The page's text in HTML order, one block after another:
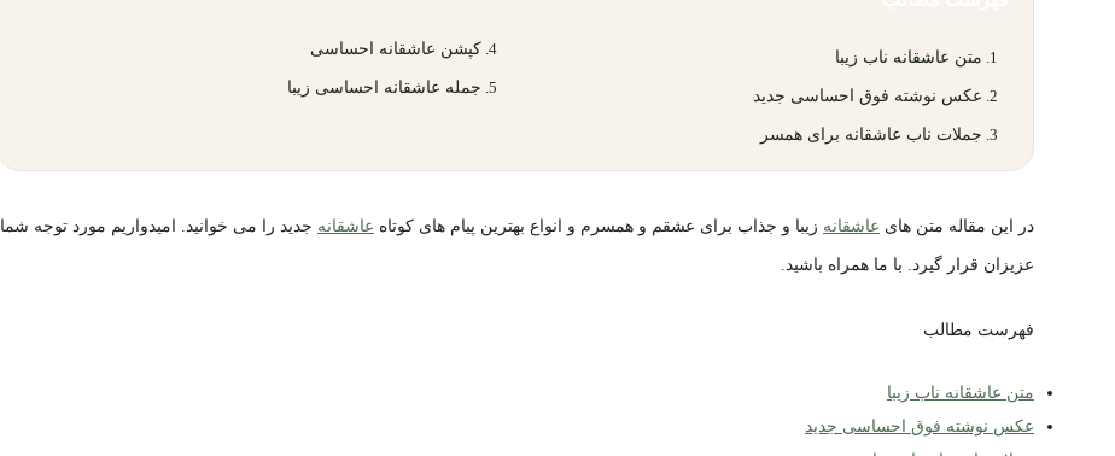
متن عاشقانه ناب زیبا
عکس نوشته فوق احساسی جدید
جملات ناب عاشقانه برای همسر
کپشن عاشقانه احساسی
جمله عاشقانه احساسی زیبا
در این مقاله متن های عاشقانه زیبا و جذاب برای عشقم و همسرم و انواع بهترین پیام های کوتاه عاشقانه جدید را می خوانید. امیدواریم مورد توجه شما
عزیزان قرار گیرد. با ما همراه باشید.
فهرست مطالب
متن عاشقانه ناب زیبا
عکس نوشته فوق احساسی جدید